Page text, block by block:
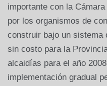
importante con la
por los organismos de
construir bajo un sistema
sin costo para la
alcaidías para el año
implementación gradual